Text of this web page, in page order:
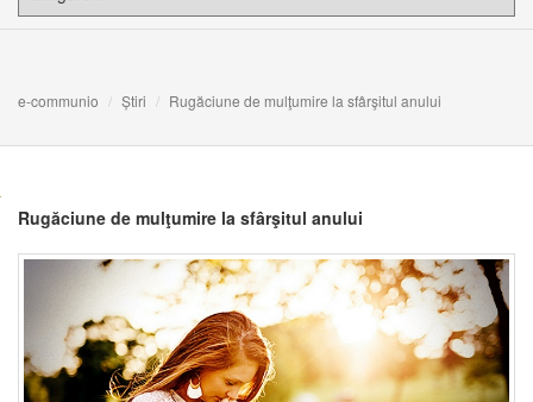
e-communio Știri Rugăciune de mulţumire la sfârşitul anului
Rugăciune de mulţumire la sfârşitul anului